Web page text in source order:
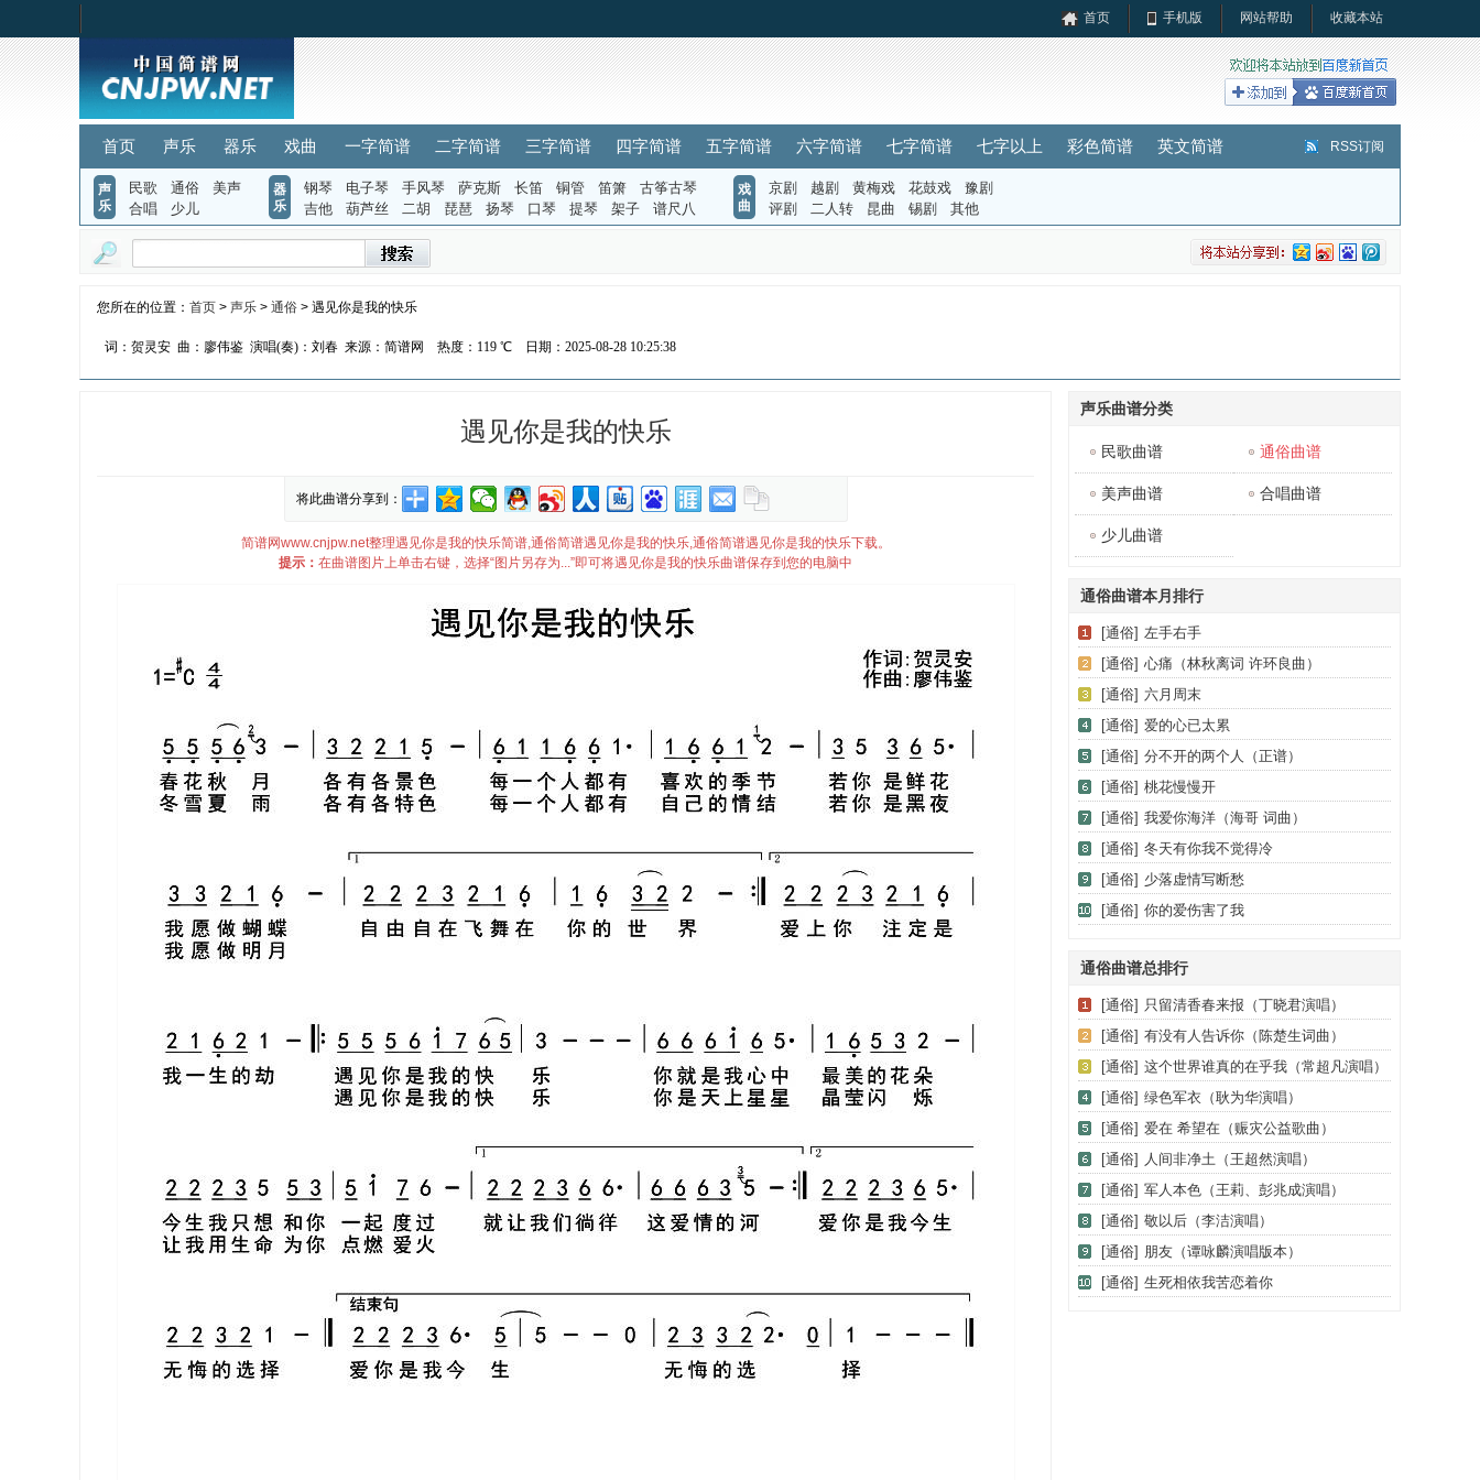
首页 手机版 网站帮助 收藏本站
首页 声乐 器乐 戏曲 一字简谱 二字简谱 三字简谱 四字简谱 五字简谱 六字简谱 七字简谱 七字以上 彩色简谱 英文简谱 RSS订阅
声
乐
民歌 通俗
美声
合唱
少儿
器
乐
钢琴 电子琴 手风琴 萨克斯 长笛 铜管 笛箫
古筝古琴
吉他
葫芦丝 二胡 琵琶 扬琴 口琴 提琴 架子 谱尺八
戏
曲
京剧 越剧 黄梅戏 花鼓戏
豫剧
评剧
二人转 昆曲 锡剧 其他
您所在的位置： 首页 > 声乐 > 通俗 > 遇见你是我的快乐
词：贺灵安 曲：廖伟鉴 演唱(奏)：刘春 来源：简谱网 热度： 119 ℃ 日期：2025-08-28 10:25:38
遇见你是我的快乐
将此曲谱分享到：
简谱网www.cnjpw.net整理遇见你是我的快乐简谱,通俗简谱遇见你是我的快乐,通俗简谱遇见你是我的快乐下载。
提示： 在曲谱图片上单击右键，选择“图片另存为...”即可将遇见你是我的快乐曲谱保存到您的电脑中
声乐曲谱分类
民歌曲谱 通俗曲谱
美声曲谱 合唱曲谱
少儿曲谱
通俗曲谱本月排行
[通俗] 左手右手
[通俗] 心痛（林秋离词 许环良曲）
[通俗] 六月周末
[通俗] 爱的心已太累
[通俗] 分不开的两个人（正谱）
[通俗] 桃花慢慢开
[通俗] 我爱你海洋（海哥 词曲）
[通俗] 冬天有你我不觉得冷
[通俗] 少落虚情写断愁
[通俗] 你的爱伤害了我
通俗曲谱总排行
[通俗] 只留清香春来报（丁晓君演唱）
[通俗] 有没有人告诉你（陈楚生词曲）
[通俗] 这个世界谁真的在乎我（常超凡演唱）
[通俗] 绿色军衣（耿为华演唱）
[通俗] 爱在 希望在（赈灾公益歌曲）
[通俗] 人间非净土（王超然演唱）
[通俗] 军人本色（王莉、彭兆成演唱）
[通俗] 敬以后（李洁演唱）
[通俗] 朋友（谭咏麟演唱版本）
[通俗] 生死相依我苦恋着你